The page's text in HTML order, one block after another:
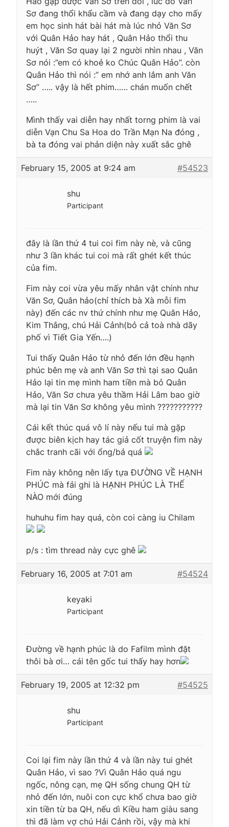
Sơ đang thổi khẩu cầm và đang dạy cho mấy
em học sinh hát bài hát mà lúc nhỏ Văn Sơ
với Quân Hảo hay hát , Quân Hảo thổi thu
huýt , Văn Sơ quay lại 2 người nhìn nhau , Văn
Sơ nói :”em có khoẻ ko Chúc Quân Hảo”. còn
Quân Hảo thì nói :” em nhớ anh lắm anh Văn
Sơ” ….. vậy là hết phim…… chán muốn chết
…..
Mình thấy vai diễn hay nhất torng phim là vai
diễn Vạn Chu Sa Hoa do Trần Mạn Na đóng ,
bà ta đóng vai phản diện này xuất sắc ghê
February 15, 2005 at 9:24 am #54523
shu
Participant
đây là lần thứ 4 tui coi fim này nè, và cũng
như 3 lần khác tui coi mà rất ghét kết thúc
của fim.
Fim này coi vừa yêu mấy nhân vật chính như
Văn Sơ, Quân hảo(chỉ thích bà Xà mỗi fim
này) đến các nv thứ chính như mẹ Quân Hảo,
Kim Thắng, chú Hải Cảnh(bỏ cả toà nhà dãy
phố vì Tiết Gia Yến….)
Tui thấy Quân Hảo từ nhỏ đến lớn đều hạnh
phúc bên mẹ và anh Văn Sơ thì tại sao Quân
Hảo lại tin mẹ mình ham tiền mà bỏ Quân
Hảo, Văn Sơ chưa yêu thầm Hải Lâm bao giờ
mà lại tin Văn Sơ không yêu mình ???????????
Cái kết thúc quá vô lí này nếu tui mà gặp
được biên kịch hay tác giả cốt truyện fim này
chắc tranh cãi với ổng/bả quá
Fim này không nên lấy tựa ĐƯỜNG VỀ HẠNH
PHÚC mà fải ghi là HẠNH PHÚC LÀ THẾ
NÀO mới đúng
huhuhu fim hay quá, còn coi càng iu Chilam
p/s : tìm thread này cực ghê
February 16, 2005 at 7:01 am #54524
keyaki
Participant
Đường về hạnh phúc là do Fafilm mình đặt
thôi bà ơi… cái tên gốc tui thấy hay hơn
February 19, 2005 at 12:32 pm #54525
shu
Participant
Coi lại fim này lần thứ 4 và lần này tui ghét
Quân Hảo, vì sao ?Vì Quân Hảo quá ngu
ngốc, nông cạn, mẹ QH sống chung QH từ
nhỏ đến lớn, nuôi con cực khổ chưa bao giờ
xin tiền từ ba QH, nếu dì Kiều ham giàu sang
thì đã làm vợ chú Hải Cảnh rồi, vậy mà khi